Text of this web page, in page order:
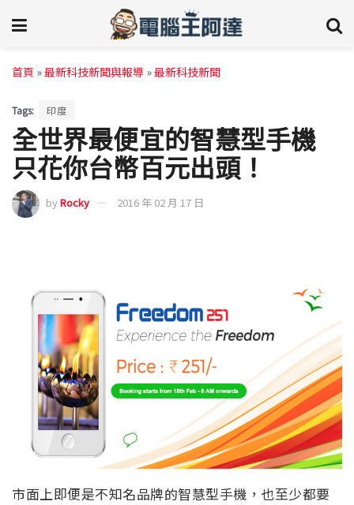
首頁 »最新科技新聞與報導 »最新科技新聞
Tags: 印度
全世界最便宜的智慧型手機
只花你台幣百元出頭！
byRocky 2016 年 02 月 17 日
市面上即便是不知名品牌的智慧型手機，也至少都要